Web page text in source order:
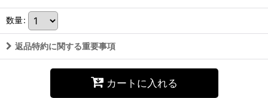
数量:
返品特約に関する重要事項
カートに入れる